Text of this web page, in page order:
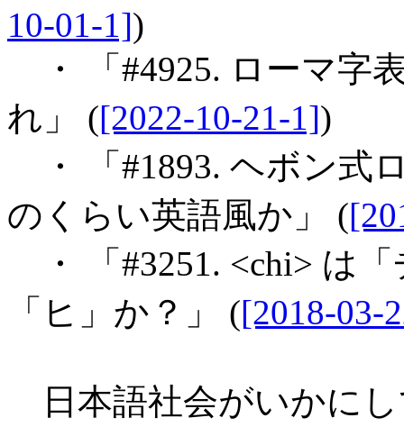
10-01-1])
・ 「#4925. ローマ字
れ」 ([2022-10-21-1])
・ 「#1893. ヘボン式
のくらい英語風か」 (
・ 「#3251. <chi> は
「ヒ」か？」 ([2018-03-
日本語社会がいかに